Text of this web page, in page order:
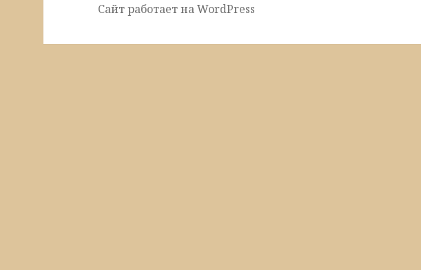
Сайт работает на WordPress